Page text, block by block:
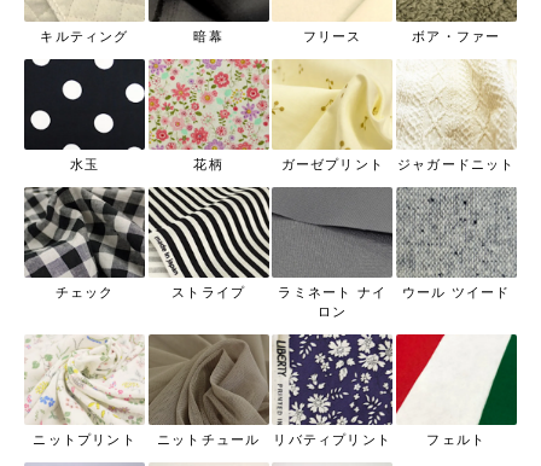
キルティング 暗幕 フリース ボア・ファー
水玉 花柄 ガーゼプリント ジャガードニット
チェック ストライプ
ラミネート ナイ
ロン
ウール ツイード
ニットプリント ニットチュール リバティプリント フェルト